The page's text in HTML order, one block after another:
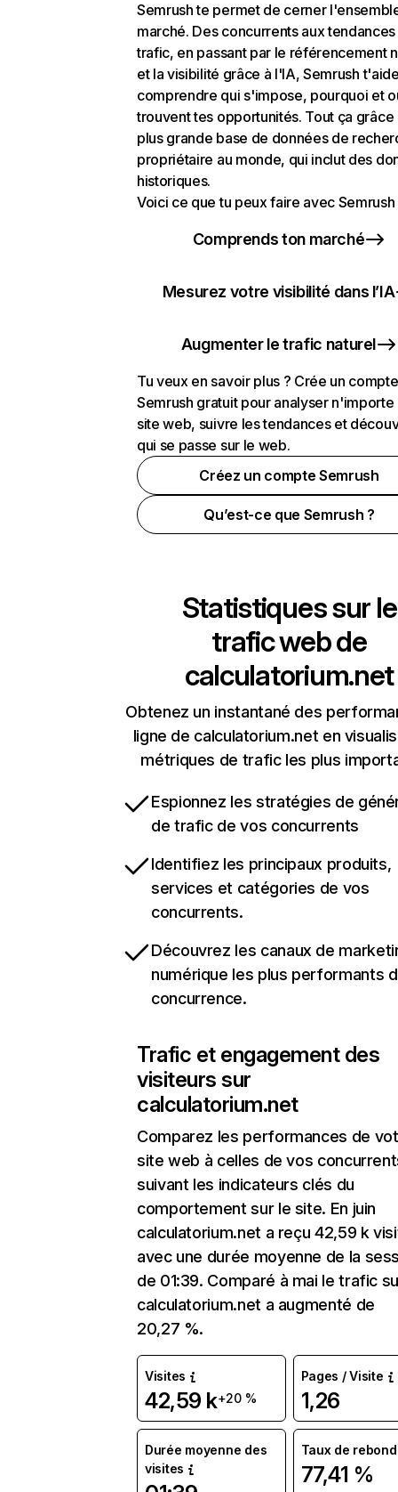
Semrush te permet de cerner
marché. Des concurrents aux
trafic, en passant par le référencement
et la visibilité grâce à l'IA, Semrush
comprendre qui s'impose, pourquoi et
trouvent tes opportunités. Tout ça grâce
plus grande base de données de
propriétaire au monde, qui inclut des
historiques.
Voici ce que tu peux faire avec Semrush
Comprends ton marché
Mesurez votre visibilité dans l’IA
Augmenter le trafic naturel
Tu veux en savoir plus ? Crée un compte
Semrush gratuit pour analyser n'importe
site web, suivre les tendances et
qui se passe sur le web.
Créez un compte Semrush
Qu’est-ce que Semrush ?
Statistiques sur le
trafic web de
calculatorium.net
Obtenez un instantané des
ligne de calculatorium.net en
métriques de trafic les plus
Espionnez les stratégies de
de trafic de vos concurrents
Identifiez les principaux produits,
services et catégories de vos
concurrents.
Découvrez les canaux de
numérique les plus performants
concurrence.
Trafic et engagement des
visiteurs sur
calculatorium.net
Comparez les performances de
site web à celles de vos
suivant les indicateurs clés du
comportement sur le site. En juin
calculatorium.net a reçu 42,59 k
avec une durée moyenne de la
de 01:39. Comparé à mai le trafic
calculatorium.net a augmenté de
20,27 %.
Visites
42,59 k+20 %
Pages / Visite
1,26
Durée moyenne des
visites
Taux de rebond
77,41 %